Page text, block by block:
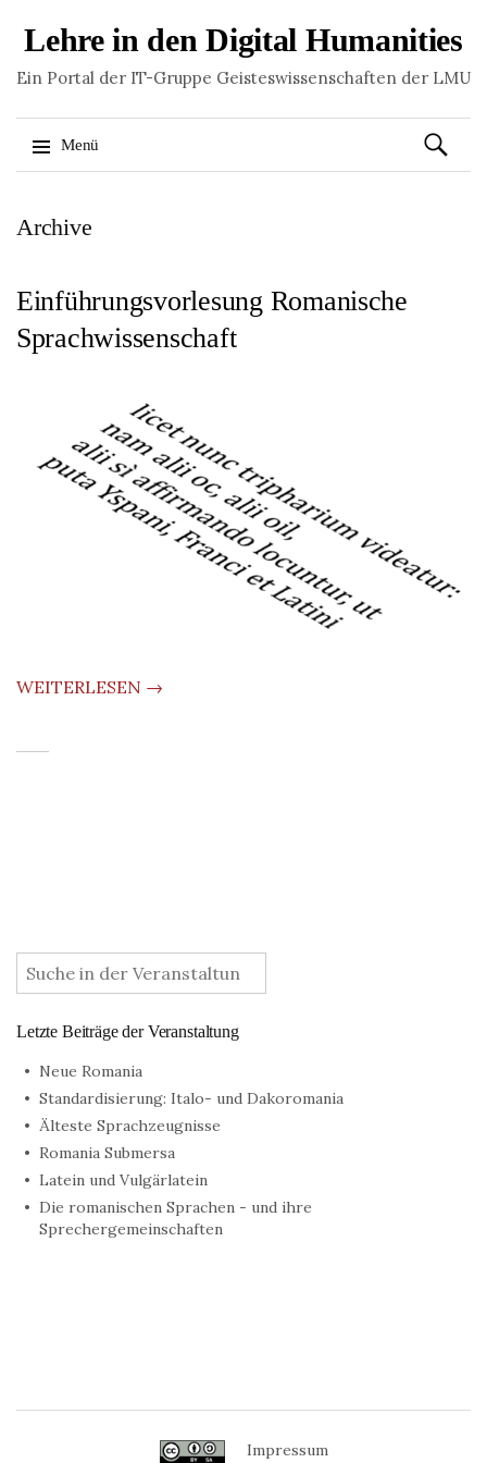
Lehre in den Digital Humanities
Ein Portal der IT-Gruppe Geisteswissenschaften der LMU
Menü
zum
Suchen
nach:
Archive
Einführungsvorlesung Romanische
Sprachwissenschaft
WEITERLESEN →
:
Letzte Beiträge der Veranstaltung
Neue Romania
Standardisierung: Italo- und Dakoromania
Älteste Sprachzeugnisse
Romania Submersa
Latein und Vulgärlatein
Die romanischen Sprachen - und ihre
Sprechergemeinschaften
Impressum